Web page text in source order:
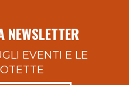
EVENTI E LE